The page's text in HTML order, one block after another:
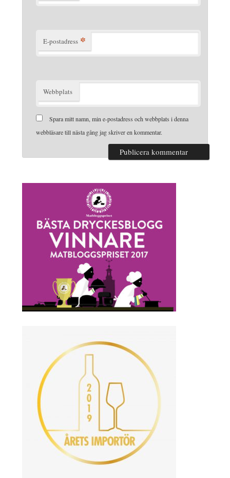
E-postadress *
Webbplats
Spara mitt namn, min e-postadress och webbplats i denna
webbläsare till nästa gång jag skriver en kommentar.